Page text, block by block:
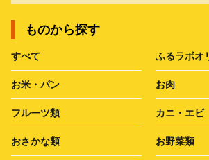
ものから探す
すべて ふるラボオ
お米・パン お肉
フルーツ類 カニ・エビ
おさかな類 お野菜類